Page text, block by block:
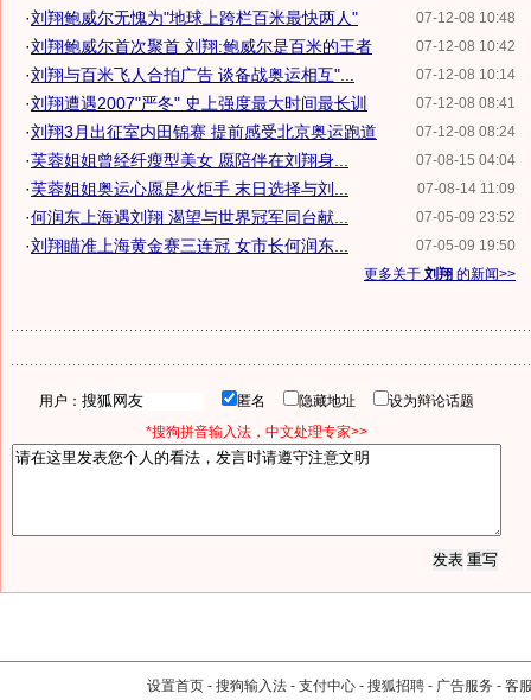
07-12-08 10:48
·刘翔鲍威尔无愧为"地球上跨栏百米最快两人"
07-12-08 10:42
·刘翔鲍威尔首次聚首 刘翔:鲍威尔是百米的王者
07-12-08 10:14
·刘翔与百米飞人合拍广告 谈备战奥运相互"...
07-12-08 08:41
·刘翔遭遇2007"严冬" 史上强度最大时间最长训
07-12-08 08:24
·刘翔3月出征室内田锦赛 提前感受北京奥运跑道
07-08-15 04:04
·芙蓉姐姐曾经纤瘦型美女 愿陪伴在刘翔身...
07-08-14 11:09
·芙蓉姐姐奥运心愿是火炬手 末日选择与刘...
07-05-09 23:52
·何润东上海遇刘翔 渴望与世界冠军同台献...
07-05-09 19:50
·刘翔瞄准上海黄金赛三连冠 女市长何润东...
更多关于 刘翔 的新闻>>
用户： 匿名 隐藏地址
设为辩论话题
*搜狗拼音输入法，中文处理专家>>
设置首页 - 搜狗输入法 - 支付中心 - 搜狐招聘 - 广告服务 - 客